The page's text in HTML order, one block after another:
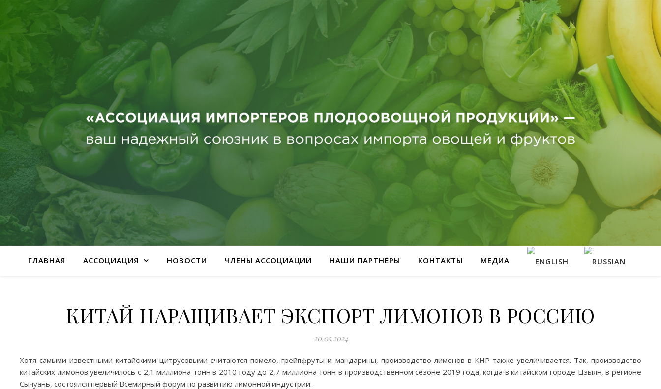
ГЛАВНАЯ АССОЦИАЦИЯ НОВОСТИ ЧЛЕНЫ АССОЦИАЦИИ НАШИ ПАРТНЁРЫ КОНТАКТЫ МЕДИА
КИТАЙ НАРАЩИВАЕТ ЭКСПОРТ ЛИМОНОВ В РОССИЮ
20.05.2024
Хотя самыми известными китайскими цитрусовыми считаются помело, грейпфруты и мандарины, производство лимонов в КНР также увеличивается. Так, производство
китайских лимонов увеличилось с 2,1 миллиона тонн в 2010 году до 2,7 миллиона тонн в производственном сезоне 2019 года, когда в китайском городе Цзыян, в регионе
Сычуань, состоялся первый Всемирный форум по развитию лимонной индустрии.